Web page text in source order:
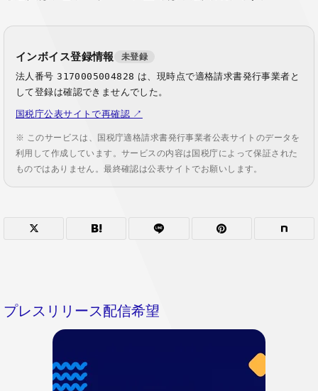
インボイス登録情報 未登録
法人番号3170005004828 は、現時点で適格請求書発行事業者と
して登録は確認できませんでした。
国税庁公表サイトで再確認 ↗
※ このサービスは、国税庁適格請求書発行事業者公表サイトのデータを
利用して作成しています。サービスの内容は国税庁によって保証された
ものではありません。最終確認は公表サイトでお願いします。
プレスリリース配信希望